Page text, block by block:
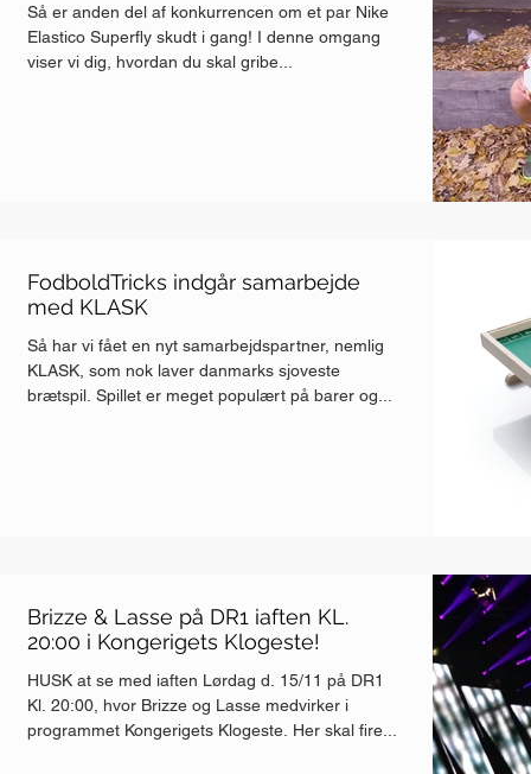
Så er anden del af konkurrencen om et par Nike
Elastico Superfly skudt i gang! I denne omgang
viser vi dig, hvordan du skal gribe...
FodboldTricks indgår samarbejde
med KLASK
Så har vi fået en nyt samarbejdspartner, nemlig
KLASK, som nok laver danmarks sjoveste
brætspil. Spillet er meget populært på barer og...
Brizze & Lasse på DR1 iaften KL.
20:00 i Kongerigets Klogeste!
HUSK at se med iaften Lørdag d. 15/11 på DR1
Kl. 20:00, hvor Brizze og Lasse medvirker i
programmet Kongerigets Klogeste. Her skal fire...